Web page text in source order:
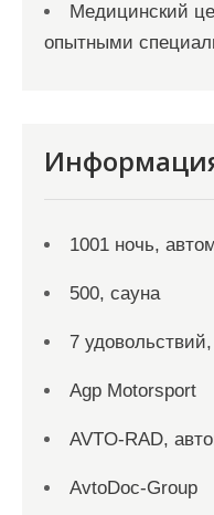
Медицинский
опытными
1001 ночь,
500, сауна
7
Agp Motorsport
AVTO-RAD,
AvtoDoc-Group